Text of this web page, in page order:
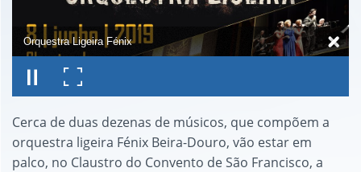
Orquestra Ligeira Fénix
Cerca de duas dezenas de músicos, que compõem a
orquestra ligeira Fénix Beira-Douro, vão estar em
palco, no Claustro do Convento de São Francisco, a